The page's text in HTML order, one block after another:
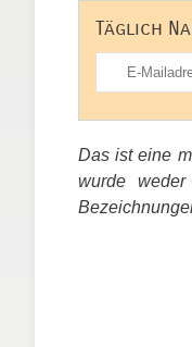
Täglich
Das ist eine
wurde